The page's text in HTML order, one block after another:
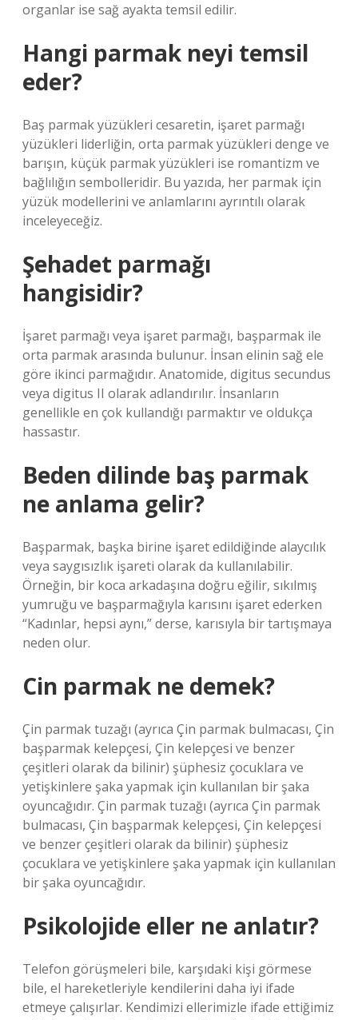
organlar ise sağ ayakta temsil edilir.
Hangi parmak neyi temsil
eder?
Baş parmak yüzükleri cesaretin, işaret parmağı
yüzükleri liderliğin, orta parmak yüzükleri denge ve
barışın, küçük parmak yüzükleri ise romantizm ve
bağlılığın sembolleridir. Bu yazıda, her parmak için
yüzük modellerini ve anlamlarını ayrıntılı olarak
inceleyeceğiz.
Şehadet parmağı
hangisidir?
İşaret parmağı veya işaret parmağı, başparmak ile
orta parmak arasında bulunur. İnsan elinin sağ ele
göre ikinci parmağıdır. Anatomide, digitus secundus
veya digitus II olarak adlandırılır. İnsanların
genellikle en çok kullandığı parmaktır ve oldukça
hassastır.
Beden dilinde baş parmak
ne anlama gelir?
Başparmak, başka birine işaret edildiğinde alaycılık
veya saygısızlık işareti olarak da kullanılabilir.
Örneğin, bir koca arkadaşına doğru eğilir, sıkılmış
yumruğu ve başparmağıyla karısını işaret ederken
“Kadınlar, hepsi aynı,” derse, karısıyla bir tartışmaya
neden olur.
Cin parmak ne demek?
Çin parmak tuzağı (ayrıca Çin parmak bulmacası, Çin
başparmak kelepçesi, Çin kelepçesi ve benzer
çeşitleri olarak da bilinir) şüphesiz çocuklara ve
yetişkinlere şaka yapmak için kullanılan bir şaka
oyuncağıdır. Çin parmak tuzağı (ayrıca Çin parmak
bulmacası, Çin başparmak kelepçesi, Çin kelepçesi
ve benzer çeşitleri olarak da bilinir) şüphesiz
çocuklara ve yetişkinlere şaka yapmak için kullanılan
bir şaka oyuncağıdır.
Psikolojide eller ne anlatır?
Telefon görüşmeleri bile, karşıdaki kişi görmese
bile, el hareketleriyle kendilerini daha iyi ifade
etmeye çalışırlar. Kendimizi ellerimizle ifade ettiğimiz